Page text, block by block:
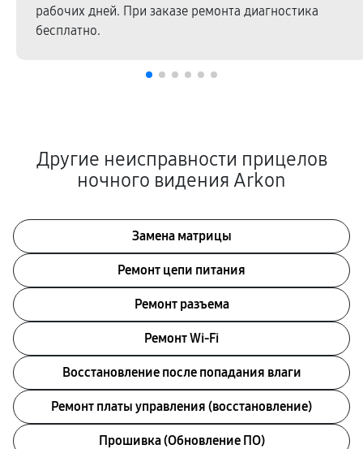
рабочих дней. При заказе ремонта диагностика
бесплатно.
Другие неисправности прицелов
ночного видения Arkon
Замена матрицы
Ремонт цепи питания
Ремонт разъема
Ремонт Wi-Fi
Восстановление после попадания влаги
Ремонт платы управления (восстановление)
Прошивка (Обновление ПО)